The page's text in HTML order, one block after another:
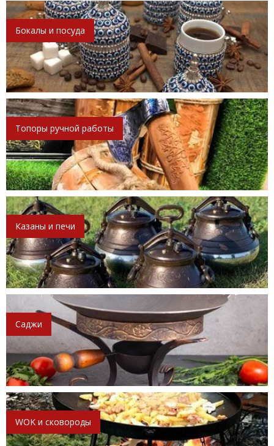
Бокалы и посуда
Топоры ручной работы
Казаны и печи
Саджи
WOK и сковороды